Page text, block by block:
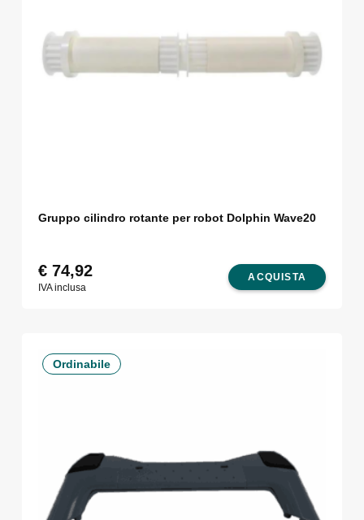
Gruppo cilindro rotante per robot Dolphin Wave20
ACQUISTA
€74,92
IVA inclusa
Ordinabile